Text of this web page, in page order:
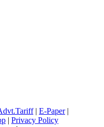
| E-Paper|
| Privacy Policy